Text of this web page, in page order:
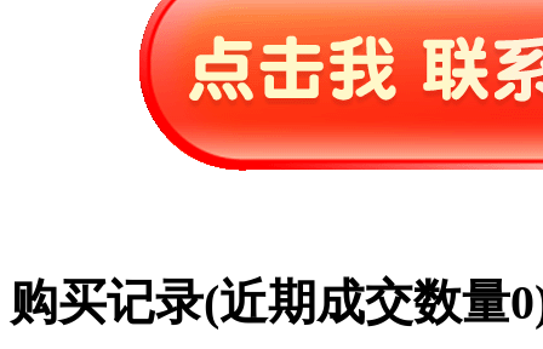
购买记录(近期成交数量0